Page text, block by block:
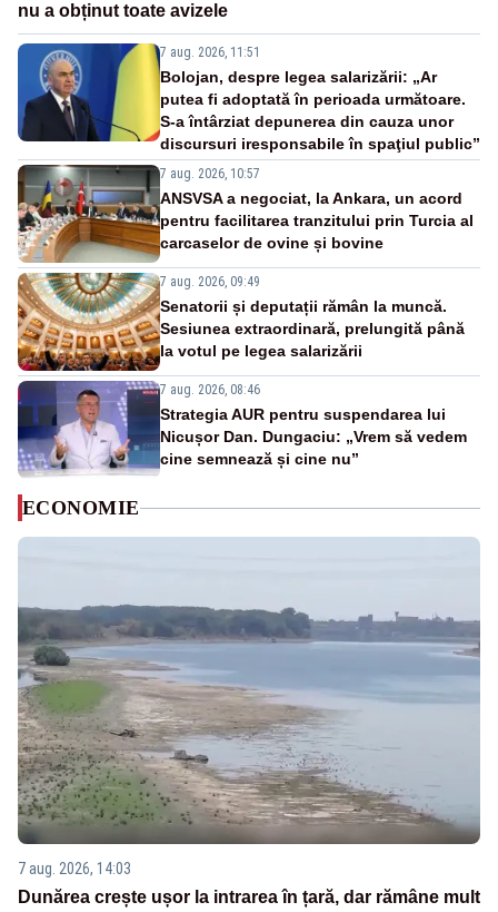
nu a obținut toate avizele
7 aug. 2026, 11:51
Bolojan, despre legea salarizării: „Ar
putea fi adoptată în perioada următoare.
S-a întârziat depunerea din cauza unor
discursuri iresponsabile în spaţiul public”
7 aug. 2026, 10:57
ANSVSA a negociat, la Ankara, un acord
pentru facilitarea tranzitului prin Turcia al
carcaselor de ovine și bovine
7 aug. 2026, 09:49
Senatorii și deputații rămân la muncă.
Sesiunea extraordinară, prelungită până
la votul pe legea salarizării
7 aug. 2026, 08:46
Strategia AUR pentru suspendarea lui
Nicușor Dan. Dungaciu: „Vrem să vedem
cine semnează și cine nu”
ECONOMIE
7 aug. 2026, 14:03
Dunărea crește ușor la intrarea în țară, dar rămâne mult